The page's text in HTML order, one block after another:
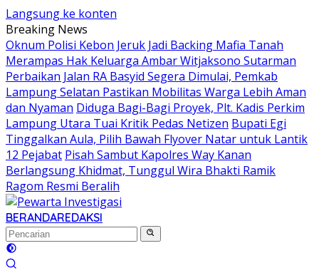
Langsung ke konten
Breaking News
Oknum Polisi Kebon Jeruk Jadi Backing Mafia Tanah
Merampas Hak Keluarga Ambar Witjaksono Sutarman
Perbaikan Jalan RA Basyid Segera Dimulai, Pemkab
Lampung Selatan Pastikan Mobilitas Warga Lebih Aman
dan Nyaman Diduga Bagi-Bagi Proyek, Plt. Kadis Perkim
Lampung Utara Tuai Kritik Pedas Netizen Bupati Egi
Tinggalkan Aula, Pilih Bawah Flyover Natar untuk Lantik
12 Pejabat Pisah Sambut Kapolres Way Kanan
Berlangsung Khidmat, Tunggul Wira Bhakti Ramik
Ragom Resmi Beralih
BERANDAREDAKSI